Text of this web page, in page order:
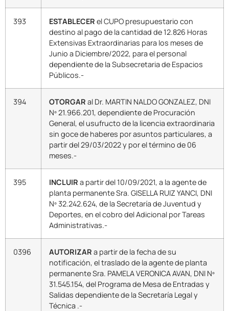
393 ESTABLECER el CUPO presupuestario con
destino al pago de la cantidad de 12.826 Horas
Extensivas Extraordinarias para los meses de
Junio a Diciembre/2022, para el personal
dependiente de la Subsecretaria de Espacios
Públicos.-
394 OTORGAR al Dr. MARTIN NALDO GONZALEZ, DNI
Nº 21.966.201, dependiente de Procuración
General, el usufructo de la licencia extraordinaria
sin goce de haberes por asuntos particulares, a
partir del 29/03/2022 y por el término de 06
meses.-
395 INCLUIR a partir del 10/09/2021, a la agente de
planta permanente Sra. GISELLA RUIZ YANCI, DNI
Nº 32.242.624, de la Secretaría de Juventud y
Deportes, en el cobro del Adicional por Tareas
Administrativas.-
0396 AUTORIZAR a partir de la fecha de su
notificación, el traslado de la agente de planta
permanente Sra. PAMELA VERONICA AVAN, DNI Nº
31.545.154, del Programa de Mesa de Entradas y
Salidas dependiente de la Secretaría Legal y
Técnica .-